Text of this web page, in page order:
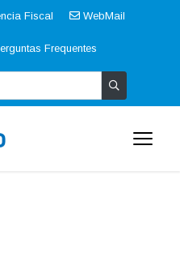
Fiscal WebMail
Frequentes